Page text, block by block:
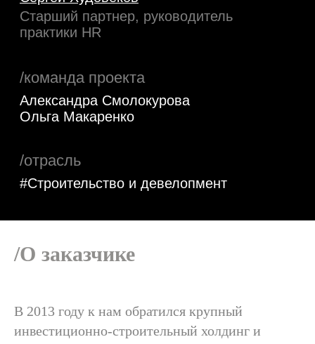
/отрасль
#Строительство и девелопмент
/О заказчике
В 2013 году к нам обратился крупный
инвестиционно-строительный холдинг и